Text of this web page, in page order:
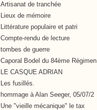
Artisanat de tranchée
Lieux de mémoire
Littérature populaire et patri
Compte-rendu de lecture
tombes de guerre
Caporal Bodel du 84ème Régimen
LE CASQUE ADRIAN
Les fusillés.
hommage à Alan Seeger, 05/07/2
Une "vieille mécanique" le tax